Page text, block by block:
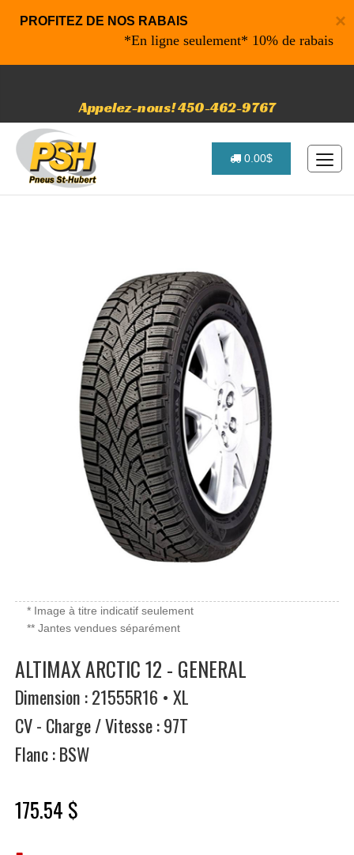
×
PROFITEZ DE NOS RABAIS
*En ligne seulement* 10% de rabais sur
Appelez-nous! 450-462-9767
0.00$
* Image à titre indicatif seulement
** Jantes vendues séparément
ALTIMAX ARCTIC 12 - GENERAL
Dimension : 21555R16 • XL
CV - Charge / Vitesse : 97T
Flanc : BSW
175.54 $